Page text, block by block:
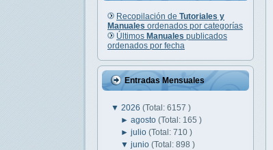
Recopilación de Tutoriales y
Manuales ordenados por categorías
Últimos Manuales publicados
ordenados por fecha
Entradas Mensuales
▼ 2026 (Total: 6157 )
►agosto(Total: 165 )
►julio(Total: 710 )
▼junio(Total: 898 )